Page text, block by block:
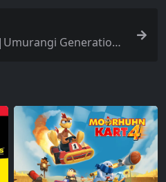
Generation